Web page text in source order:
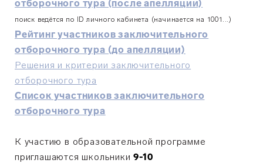
отборочного тура (после апелляции)
поиск ведётся по ID личного кабинета (начинается на 1001...)
Рейтинг участников заключительного
отборочного тура (до апелляции)
Решения и критерии заключительного
отборочного тура
Список участников заключительного
отборочного тура
К участию в образовательной программе
приглашаются школьники9-10